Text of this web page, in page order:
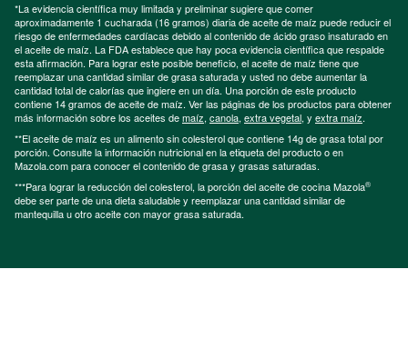
*La evidencia científica muy limitada y preliminar sugiere que comer
aproximadamente 1 cucharada (16 gramos) diaria de aceite de maíz puede reducir el
riesgo de enfermedades cardíacas debido al contenido de ácido graso insaturado en
el aceite de maíz. La FDA establece que hay poca evidencia científica que respalde
esta afirmación. Para lograr este posible beneficio, el aceite de maíz tiene que
reemplazar una cantidad similar de grasa saturada y usted no debe aumentar la
cantidad total de calorías que ingiere en un día. Una porción de este producto
contiene 14 gramos de aceite de maíz. Ver las páginas de los productos para obtener
más información sobre los aceites demaíz, canola, extra vegetal, y extra maíz.
**El aceite de maíz es un alimento sin colesterol que contiene 14g de grasa total por
porción. Consulte la información nutricional en la etiqueta del producto o en
Mazola.com para conocer el contenido de grasa y grasas saturadas.
***Para lograr la reducción del colesterol, la porción del aceite de cocina Mazola®
debe ser parte de una dieta saludable y reemplazar una cantidad similar de
mantequilla u otro aceite con mayor grasa saturada.